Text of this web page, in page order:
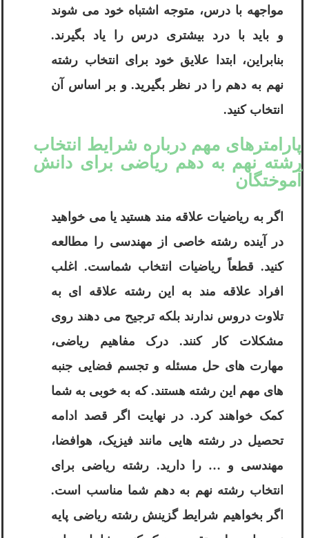
مواجهه با درس، متوجه اشتباه خود می شوند
و باید با درد بیشتری درس را یاد بگیرند.
بنابراین، ابتدا علایق خود برای انتخاب رشته
نهم به دهم را در نظر بگیرید. و بر اساس آن
انتخاب کنید.
پارامترهای مهم درباره شرایط انتخاب
رشته نهم به دهم ریاضی برای دانش
آموختگان
اگر به ریاضیات علاقه مند هستید یا می خواهید
در آینده رشته خاصی از مهندسی را مطالعه
کنید. قطعاً ریاضیات انتخاب شماست. اغلب
افراد علاقه مند به این رشته علاقه ای به
تلاوت دروس ندارند بلکه ترجیح می دهند روی
مشکلات کار کنند. درک مفاهیم ریاضی،
مهارت های حل مسئله و تجسم فضایی جنبه
های مهم این رشته هستند. که به خوبی به شما
کمک خواهند کرد. در نهایت اگر قصد ادامه
تحصیل در رشته هایی مانند فیزیک، هوافضا،
مهندسی و … را دارید. رشته ریاضی برای
انتخاب رشته نهم به دهم شما مناسب است.
اگر بخواهیم شرایط گزینش رشته ریاضی پایه